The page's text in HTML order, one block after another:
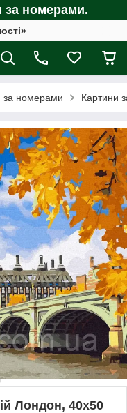
за номерами.
номерами Картини
Лондон, 40х50